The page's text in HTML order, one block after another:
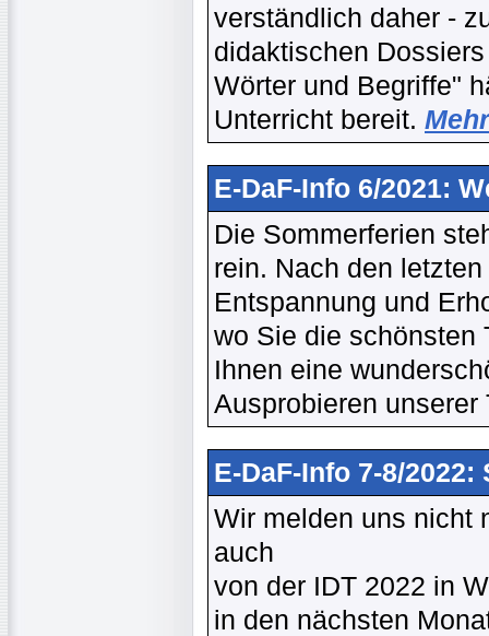
verständlich daher -
didaktischen
Wörter und Begriffe"
Unterricht bereit.
E-DaF-Info 6/2021:
Die Sommerferien
rein. Nach den
Entspannung und
wo Sie die schönsten
Ihnen eine
Ausprobieren
E-DaF-Info 7-8/
Wir melden uns nicht
auch
von der IDT 2022 in
in den nächsten